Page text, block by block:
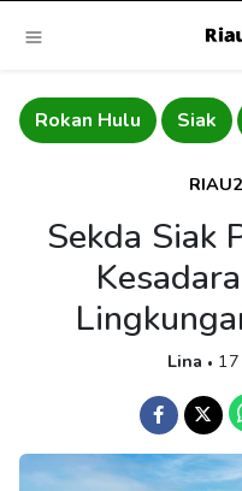
Siak Rokan Hilir
Sekda Siak
Lina •